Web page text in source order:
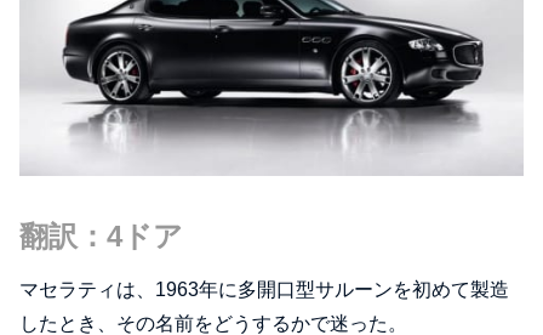
翻訳：4ドア
マセラティは、1963年に多開口型サルーンを初めて製造
したとき、その名前をどうするかで迷った。